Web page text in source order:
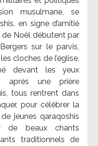
musulmane, se
en signe d’amitié
Noël débutent par
sur le parvis,
cloches de l’église.
devant les yeux
après une prière
tous rentrent dans
pour célébrer la
jeunes qaraqoshis
de beaux chants
traditionnels de